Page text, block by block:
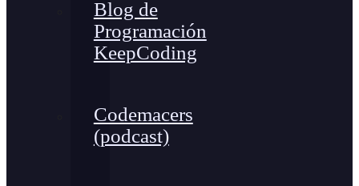
Blog de
Programación
KeepCoding
Codemacers
(podcast)